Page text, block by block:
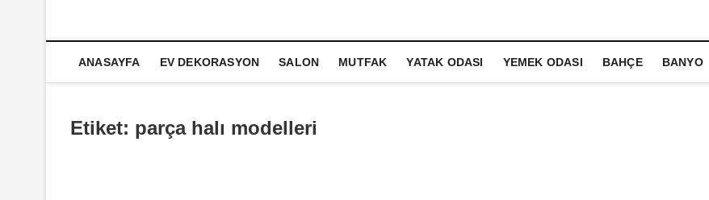
ANASAYFA EV DEKORASYON SALON MUTFAK YATAK ODASI YEMEK ODASI BAHÇE BANYO
Etiket: parça halı modelleri